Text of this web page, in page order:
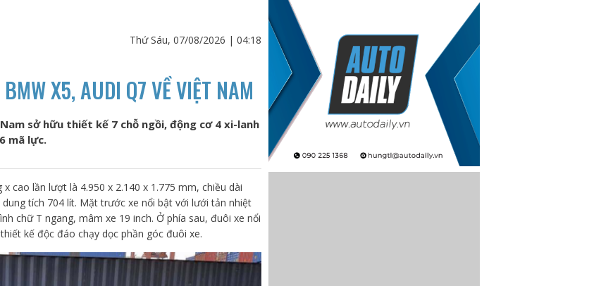
Thứ Sáu, 07/08/2026 | 04:18
X5, AUDI Q7 VỀ VIỆT NAM
sở hữu thiết kế 7 chỗ ngồi, động cơ 4 xi-lanh
mã lực.
cao lần lượt là 4.950 x 2.140 x 1.775 mm, chiều dài
tích 704 lít. Mặt trước xe nổi bật với lưới tản nhiệt
chữ T ngang, mâm xe 19 inch. Ở phía sau, đuôi xe nổi
kế độc đáo chạy dọc phần góc đuôi xe.